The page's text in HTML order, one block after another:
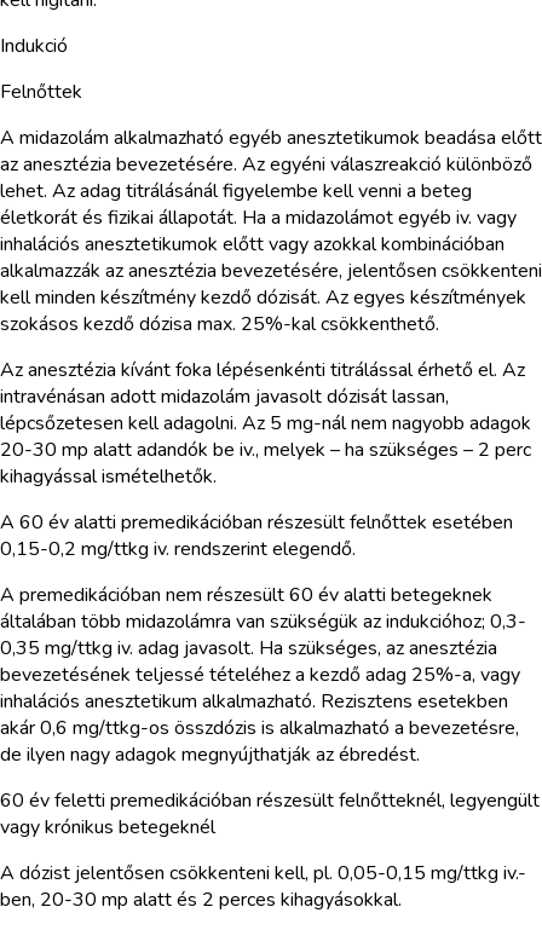
Indukció
Felnőttek
A midazolám alkalmazható egyéb anesztetikumok beadása előtt
az anesztézia bevezetésére. Az egyéni válaszreakció különböző
lehet. Az adag titrálásánál figyelembe kell venni a beteg
életkorát és fizikai állapotát. Ha a midazolámot egyéb iv. vagy
inhalációs anesztetikumok előtt vagy azokkal kombinációban
alkalmazzák az anesztézia bevezetésére, jelentősen csökkenteni
kell minden készítmény kezdő dózisát. Az egyes készítmények
szokásos kezdő dózisa max. 25%-kal csökkenthető.
Az anesztézia kívánt foka lépésenkénti titrálással érhető el. Az
intravénásan adott midazolám javasolt dózisát lassan,
lépcsőzetesen kell adagolni. Az 5 mg-nál nem nagyobb adagok
20-30 mp alatt adandók be iv., melyek – ha szükséges – 2 perc
kihagyással ismételhetők.
A 60 év alatti premedikációban részesült felnőttek esetében
0,15-0,2 mg/ttkg iv. rendszerint elegendő.
A premedikációban nem részesült 60 év alatti betegeknek
általában több midazolámra van szükségük az indukcióhoz; 0,3-
0,35 mg/ttkg iv. adag javasolt. Ha szükséges, az anesztézia
bevezetésének teljessé tételéhez a kezdő adag 25%-a, vagy
inhalációs anesztetikum alkalmazható. Rezisztens esetekben
akár 0,6 mg/ttkg-os összdózis is alkalmazható a bevezetésre,
de ilyen nagy adagok megnyújthatják az ébredést.
60 év feletti premedikációban részesült felnőtteknél, legyengült
vagy krónikus betegeknél
A dózist jelentősen csökkenteni kell, pl. 0,05-0,15 mg/ttkg iv.-
ben, 20-30 mp alatt és 2 perces kihagyásokkal.